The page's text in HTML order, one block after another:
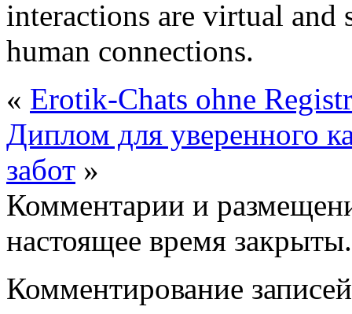
interactions are virtual and
human connections.
« Erotik-Chats ohne
Диплом для уверенного
забот »
Комментарии и
настоящее время закрыты.
Комментирование